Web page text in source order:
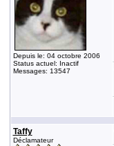
Depuis le: 04 octobre 2006
Status actuel: Inactif
Messages: 13547
Taffy
Déclamateur